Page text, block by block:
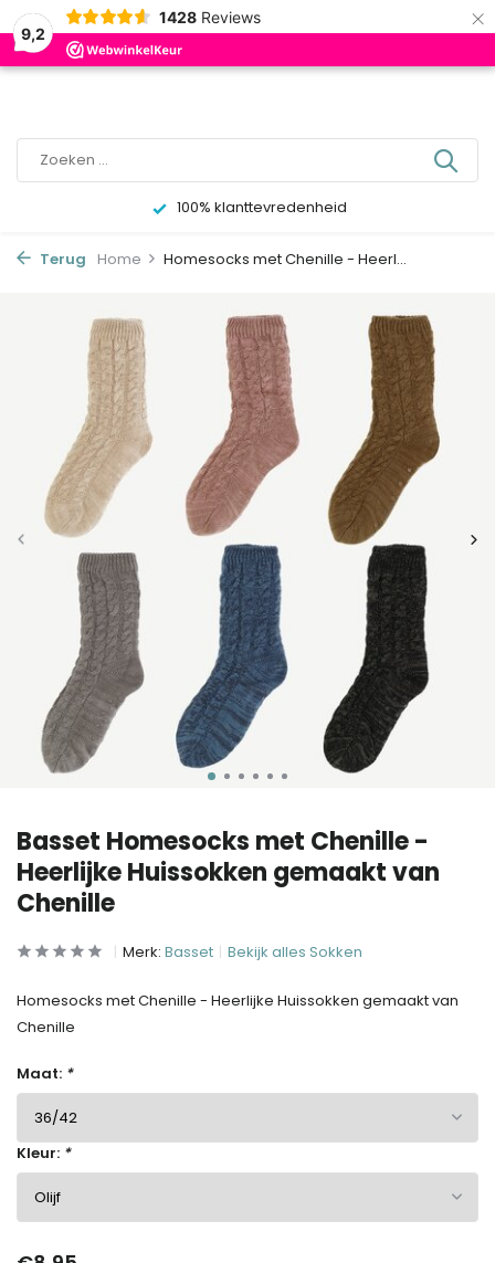
9,2
1428 Reviews ×
0
100% klanttevredenheid
Terug Home Homesocks met Chenille - Heerl...
Basset Homesocks met Chenille -
Heerlijke Huissokken gemaakt van
Chenille
Merk: Basset Bekijk alles Sokken
Homesocks met Chenille - Heerlijke Huissokken gemaakt van
Chenille
Maat: *
Kleur: *